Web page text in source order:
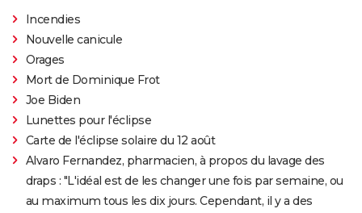
Incendies
Nouvelle canicule
Orages
Mort de Dominique Frot
Joe Biden
Lunettes pour l'éclipse
Carte de l'éclipse solaire du 12 août
Alvaro Fernandez, pharmacien, à propos du lavage des
draps : "L'idéal est de les changer une fois par semaine, ou
au maximum tous les dix jours. Cependant, il y a des